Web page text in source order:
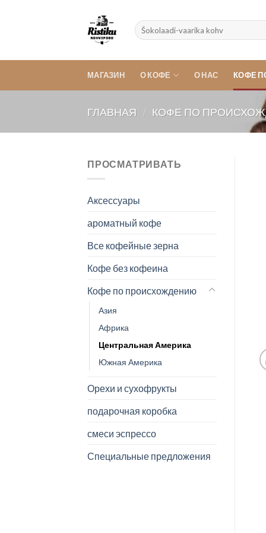
Искать:
МАГАЗИН О КОФЕ О НАС КОФЕ
ГЛАВНАЯ / КОФЕ ПО
ПРОСМАТРИВАТЬ
Аксессуары
ароматный кофе
Все кофейные зерна
Кофе без кофеина
Кофе по происхождению
Азия
Африка
Центральная Америка
Южная Америка
Орехи и сухофрукты
подарочная коробка
смеси эспрессо
Специальные предложения